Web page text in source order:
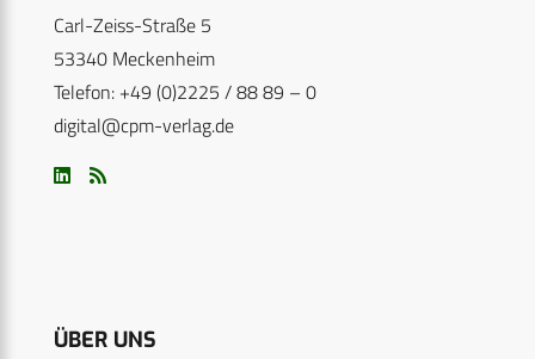
Carl-Zeiss-Straße 5
53340 Meckenheim
Telefon: +49 (0)2225 / 88 89 – 0
digital@cpm-verlag.de
ÜBER UNS